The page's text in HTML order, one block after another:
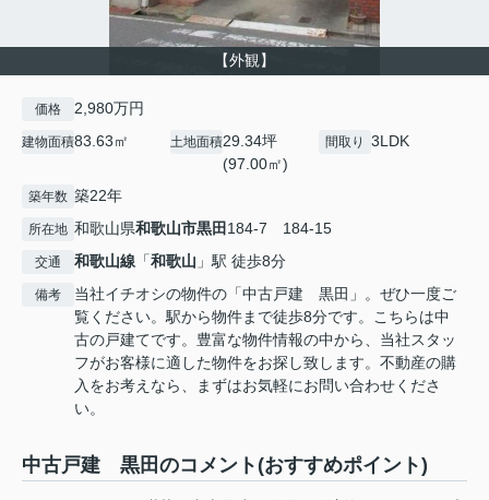
【外観】
価格 2,980万円
建物面積83.63㎡ 土地面積29.34坪
(97.00㎡)
間取り 3LDK
築年数 築22年
所在地 和歌山県和歌山市黒田 184-7 184-15
交通 和歌山線 「和歌山 」駅 徒歩8分
備考
当社イチオシの物件の「中古戸建 黒田」。ぜひ一度ご
覧ください。駅から物件まで徒歩8分です。こちらは中
古の戸建てです。豊富な物件情報の中から、当社スタッ
フがお客様に適した物件をお探し致します。不動産の購
入をお考えなら、まずはお気軽にお問い合わせくださ
い。
中古戸建 黒田のコメント(おすすめポイント)